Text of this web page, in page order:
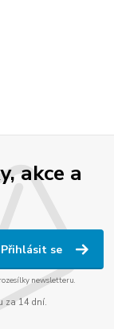
akce a
Přihlásit se
newsletteru.
za 14 dní.